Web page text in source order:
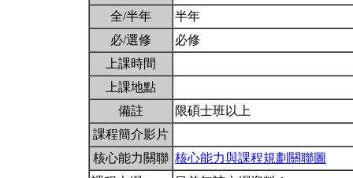
全/半年
半年
必/選修
必修
上課時間
上課地點
備註
限碩士班以上
課程簡介影片
核心能力關聯 核心能力與課程規劃關聯圖